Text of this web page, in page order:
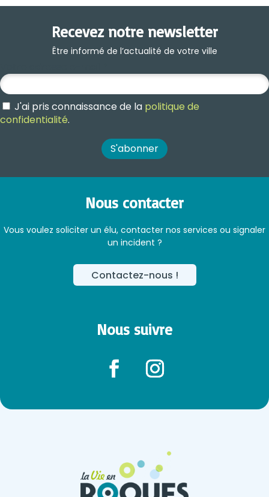
Recevez notre newsletter
Être informé de l’actualité de votre ville
J'ai pris connaissance de la politique de
confidentialité.
Nous contacter
Vous voulez soliciter un élu, contacter nos services ou signaler
un incident ?
Contactez-nous !
Nous suivre